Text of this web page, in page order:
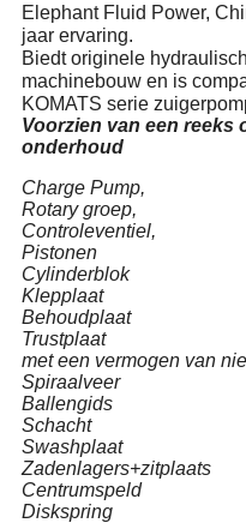
Elephant Fluid Power,
jaar ervaring.
Biedt originele
machinebouw en is
KOMATS serie
Voorzien van een reeks
onderhoud
Charge Pump,
Rotary groep,
Controleventiel,
Pistonen
Cylinderblok
Klepplaat
Behoudplaat
Trustplaat
met een vermogen van
Spiraalveer
Ballengids
Schacht
Swashplaat
Zadenlagers+zitplaats
Centrumspeld
Diskspring